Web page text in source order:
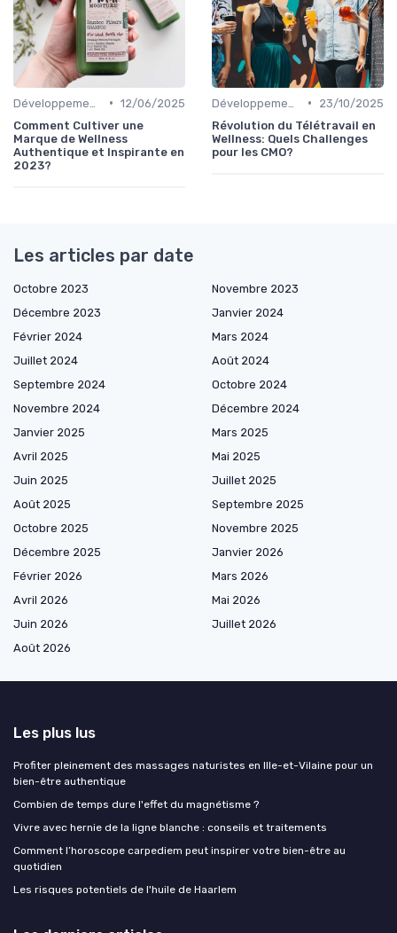
• 12/06/2025
Comment Cultiver une
Marque de Wellness
Authentique et Inspirante en
2023?
•
23/10/2025
Révolution du Télétravail en
Wellness: Quels Challenges
pour les CMO?
Les articles par date
Octobre 2023
Novembre 2023
Décembre 2023
Janvier 2024
Février 2024
Mars 2024
Juillet 2024
Août 2024
Septembre 2024
Octobre 2024
Novembre 2024
Décembre 2024
Janvier 2025
Mars 2025
Avril 2025
Mai 2025
Juin 2025
Juillet 2025
Août 2025
Septembre 2025
Octobre 2025
Novembre 2025
Décembre 2025
Janvier 2026
Février 2026
Mars 2026
Avril 2026
Mai 2026
Juin 2026
Juillet 2026
Août 2026
Les plus lus
Profiter pleinement des massages naturistes en Ille-et-Vilaine pour un
bien-être authentique
Combien de temps dure l'effet du magnétisme ?
Vivre avec hernie de la ligne blanche : conseils et traitements
Comment l’horoscope carpediem peut inspirer votre bien-être au
quotidien
Les risques potentiels de l'huile de Haarlem